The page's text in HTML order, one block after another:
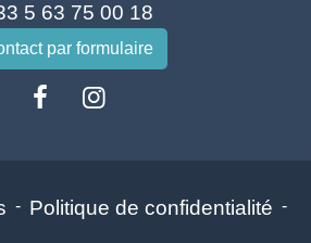
5 63 75 00 18
par formulaire
- Politique de confidentialité -